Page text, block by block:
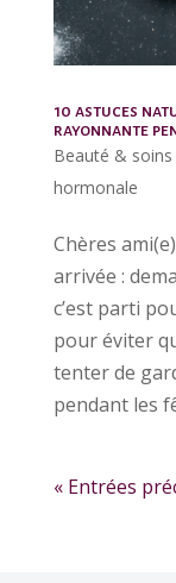
10 astuces
rayonnante
Beauté & soins
hormonale
Chères
arrivée :
c’est parti
pour éviter
tenter de
pendant les
« Entrées